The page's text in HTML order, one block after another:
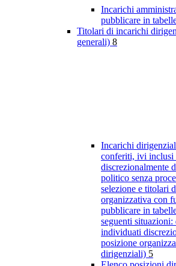
Incarichi
pubblicare in
Titolari di incarichi
generali) 8
Incarichi
conferiti, ivi inclusi
discrezionalmente
politico senza
selezione e titolari
organizzativa con
pubblicare in
seguenti
individuati
posizione
dirigenziali) 5